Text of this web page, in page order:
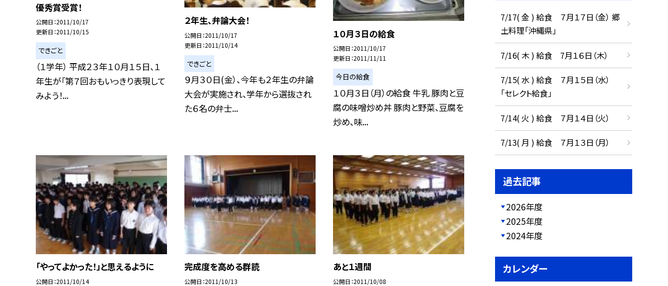
優秀賞受賞！
公開日 2011/10/17
更新日 2011/10/15
できごと
（１学年） 平成２３年１０月１５日、１
年生が「第７回おもいっきり表現して
みよう！...
２年生、弁論大会！
公開日 2011/10/17
更新日 2011/10/14
できごと
９月３０日(金）、今年も２年生の弁論
大会が実施され、学年から選抜され
た６名の弁士...
１０月３日の給食
公開日 2011/10/17
更新日 2011/11/11
今日の給食
１０月３日（月）の給食 牛乳 豚肉と豆
腐の味噌炒め丼 豚肉と野菜、豆腐を
炒め、味...
「やってよかった！」と思えるように
公開日 2011/10/14
完成度を高める群読
公開日 2011/10/13
あと１週間
公開日 2011/10/08
7/17( 金 ) 給食 ７月１７日（金） 郷
土料理「沖縄県」
7/16( 木 ) 給食 7月１６日（木）
7/15( 水 ) 給食 ７月１５日（水）
「セレクト給食」
7/14( 火 ) 給食 ７月１４日（火）
7/13( 月 ) 給食 ７月１３日（月）
過去記事
2026年度
2025年度
2024年度
カレンダー